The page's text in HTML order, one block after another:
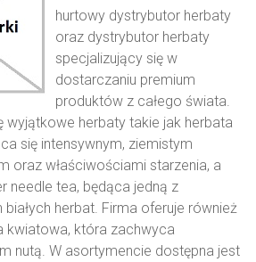
hurtowy dystrybutor herbaty
oraz dystrybutor herbaty
specjalizujący się w
dostarczaniu premium
produktów z całego świata.
wyjątkowe herbaty takie jak herbata
się intensywnym, ziemistym
oraz właściwościami starzenia, a
needle tea, będąca jedną z
herbat. Firma oferuje również
kwiatowa, która zachwyca
nutą. W asortymencie dostępna jest